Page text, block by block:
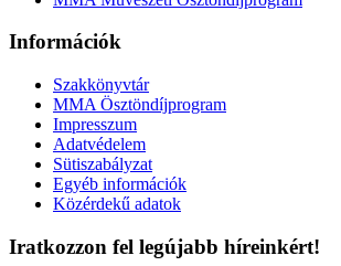
Információk
Szakkönyvtár
MMA Ösztöndíjprogram
Impresszum
Adatvédelem
Sütiszabályzat
Egyéb információk
Közérdekű adatok
Iratkozzon fel legújabb híreinkért!